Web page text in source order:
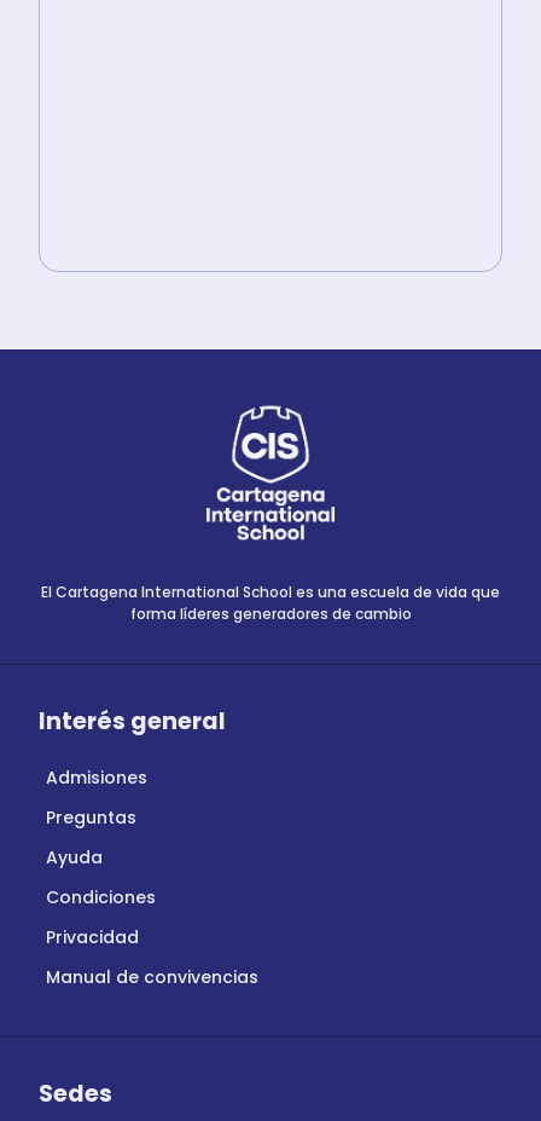
El Cartagena International School es una escuela de vida que
forma líderes generadores de cambio
Interés general
Admisiones
Preguntas
Ayuda
Condiciones
Privacidad
Manual de convivencias
Sedes